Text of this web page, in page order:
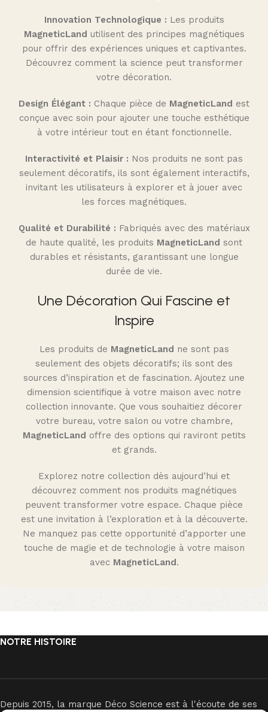
Innovation Technologique : Les produits
MagneticLand utilisent des principes magnétiques
pour offrir des expériences uniques et captivantes.
Découvrez comment la science peut transformer
votre décoration.
Design Élégant : Chaque pièce de MagneticLand est
conçue avec soin pour ajouter une touche esthétique
à votre intérieur tout en étant fonctionnelle.
Interactivité et Plaisir : Nos produits ne sont pas
seulement décoratifs, ils sont également interactifs,
invitant les utilisateurs à explorer et à jouer avec
les forces magnétiques.
Qualité et Durabilité : Fabriqués avec des matériaux
de haute qualité, les produits MagneticLand sont
durables et résistants, garantissant une longue
durée de vie.
Une Décoration Qui Fascine et
Inspire
Les produits de MagneticLand ne sont pas
seulement des objets décoratifs; ils sont des
sources d’inspiration et de fascination. Ajoutez une
dimension scientifique à votre maison avec notre
collection innovante. Que vous souhaitiez décorer
votre bureau, votre salon ou votre chambre,
MagneticLand offre des options qui raviront petits
et grands.
Explorez notre collection dès aujourd’hui et
découvrez comment nos produits magnétiques
peuvent transformer votre espace. Chaque pièce
est une invitation à l’exploration et à la découverte.
Ne manquez pas cette opportunité d’apporter une
touche de magie et de technologie à votre maison
avec MagneticLand.
NOTRE HISTOIRE
Depuis 2015, la marque Déco Science est à l'écoute de ses